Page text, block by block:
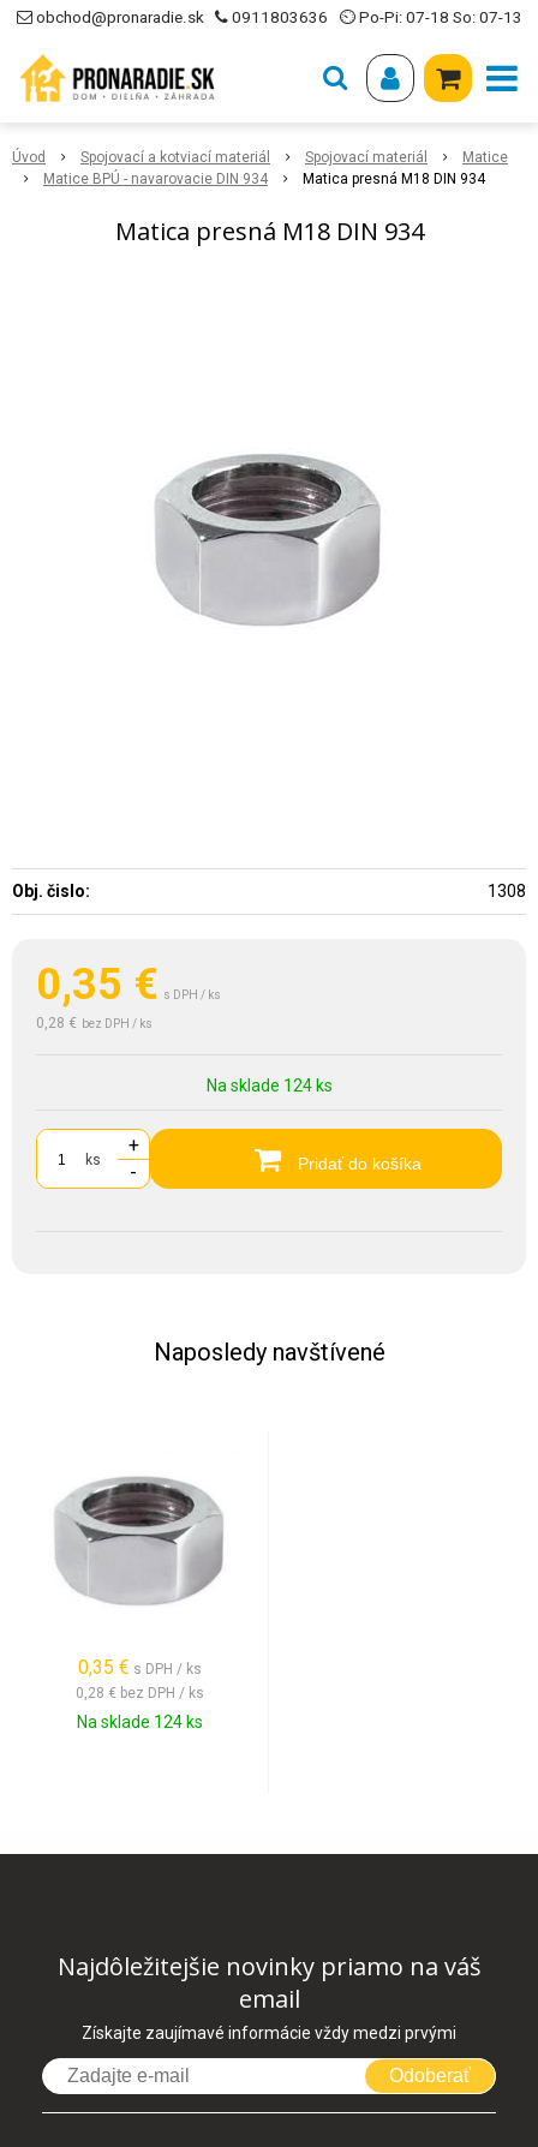
obchod@pronaradie.sk 0911803636 ⏲ Po-Pi: 07-18 So: 07-13
Úvod Spojovací a kotviací materiál Spojovací materiál
Matice
Matice BPÚ - navarovacie DIN 934
Matica presná M18 DIN 934
Matica presná M18 DIN 934
0,35 € s DPH / ks
0,28 € bez DPH / ks
Na sklade 124 ks
ks
+
-
Pridať do košíka
Obj. čislo: 1308
Naposledy navštívené
0,35 € s DPH / ks
0,28 € bez DPH / ks
Na sklade 124 ks
Najdôležitejšie novinky priamo na váš
email
Získajte zaujímavé informácie vždy medzi prvými
Odoberať